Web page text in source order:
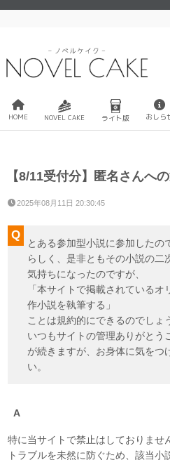
HOME NOVEL CAKE ライト版 おしら
【8/11受付分】匿名さんへ
2025年08月11日 20:30:45
とある参加型小説に参加したの
らしく、是非ともその小説の二
気持ちになったのですが、
「本サイトで掲載されている
作小説を執筆する」
ことは規約的にできるのでしょ
いつもサイトの管理ありがとう
が続きますが、お身体に気をつ
い。
特に当サイトで禁止はしておりませ
トラブルを未然に防ぐため、該当